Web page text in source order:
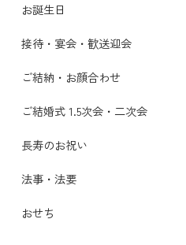
お誕生日
接待・宴会・歓送迎会
ご結納・お顔合わせ
ご結婚式 1.5次会・二次会
長寿のお祝い
法事・法要
おせち